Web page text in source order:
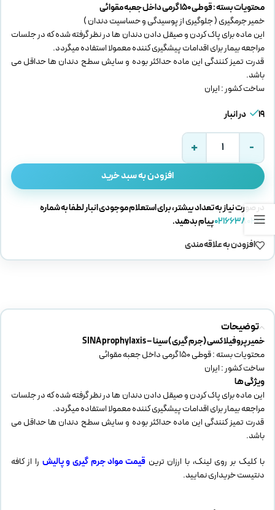
محتویات بسته : قوطی 150 گرمی داخل جعبه مقوائی
خمیر جرمگیری ( جلوگیری از پوسیدگی و حساسیت دندان )
این ماده برای پاک کردن و صیقل دادن دندان ها در نظر گرفته شده که در جلسات
مراجعه بیمار برای اقدامات پیشگیری کننده معمولا استفاده میگردد.
قدرت تمیز کنندگی این ماده حداکثر بوده و سایش سطح دندان ها حداقل می
باشد.
ساخت کشور : ایران
19 در انبار
افزودن به سبد خرید
در صورت نیاز به تعداد بیشتر، برای استعلام موجودی انبار لطفا به شماره
02166380269پیام بدهید.
افزودن به علاقه مندی
توضیحات
خمیر پروفیلاکسی (جرم گیری ) سینا – SINA prophylaxis
محتویات بسته : قوطی 150 گرمی داخل جعبه مقوائی
ساخت کشور : ایران
ویژگی ها
این ماده برای پاک کردن و صیقل دادن دندان ها در نظر گرفته شده که در جلسات
مراجعه بیمار برای اقدامات پیشگیری کننده معمولا استفاده میگردد.
قدرت تمیز کنندگی این ماده حداکثر بوده و سایش سطح دندان ها حداقل می
باشد.
با کلیک بر روی لینک، با ارزان ترین قیمت مواد جرم گیری و پالیش را از کافه
دنتیست خریداری نمایید.